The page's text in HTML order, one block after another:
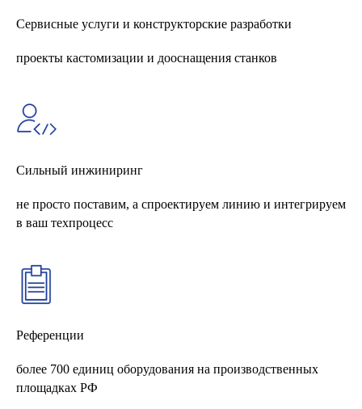
Сервисные услуги и конструкторские разработки
проекты кастомизации и дооснащения станков
Сильный инжиниринг
не просто поставим, а спроектируем линию и интегрируем
в ваш техпроцесс
Референции
более 700 единиц оборудования на производственных
площадках РФ